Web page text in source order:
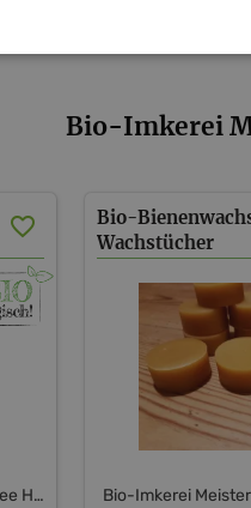
Bio-Imkerei
Bio-Imkerei Meisterbetrieb Matt Bee Honey
Bio-
Wachstücher